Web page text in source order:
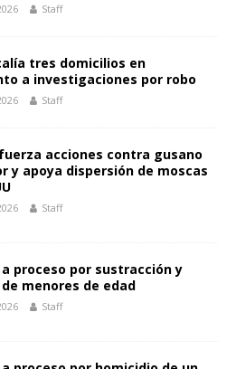
Staff
tres domicilios en
a investigaciones por robo
Staff
acciones contra gusano
y apoya dispersión de moscas
Staff
proceso por sustracción y
menores de edad
Staff